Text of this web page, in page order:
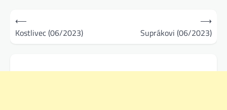
Navigace
pro
příspěvek
⟵
Kostlivec (06/2023)
Suprákovi (06/2023)
⟶